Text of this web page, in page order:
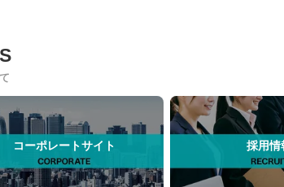
コーポレートサイト 採用情